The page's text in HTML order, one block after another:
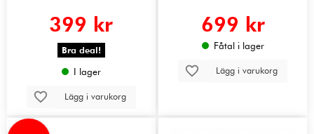
399 kr
Bra deal!
I lager
Lägg i varukorg
699 kr
Fåtal i lager
Lägg i varukorg